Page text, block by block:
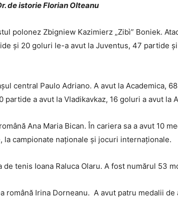
de istorie Florian Olteanu
polonez Zbigniew Kazimierz „Zibì” Boniek.
și 20 goluri le-a avut la Juventus, 47 partide
central Paulo Adriano. A avut la Academica,
partide a avut la Vladikavkaz, 16 goluri a avut la
Ana Maria Bican. În cariera sa a avut 10
la campionate naționale și jocuri internaționale.
tenis Ioana Raluca Olaru. A fost numărul 53
română Irina Dorneanu. A avut patru medalii